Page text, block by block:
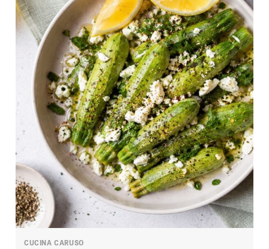
CUCINA CARUSO